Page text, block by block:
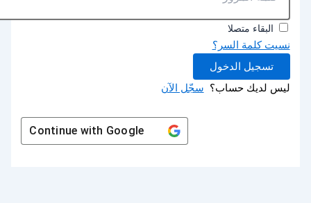
البقاء متصلا
نسيت كلمة السر؟
تسجيل الدخول
ليس لديك حساب؟ سجّل الآن
Continue withGoogle